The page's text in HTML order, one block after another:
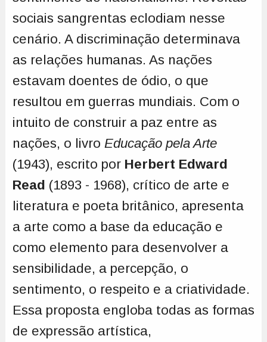
sociais sangrentas eclodiam nesse
cenário. A discriminação determinava
as relações humanas. As nações
estavam doentes de ódio, o que
resultou em guerras mundiais. Com o
intuito de construir a paz entre as
nações, o livro Educação pela Arte
(1943), escrito por Herbert Edward
Read (1893 - 1968), crítico de arte e
literatura e poeta britânico, apresenta
a arte como a base da educação e
como elemento para desenvolver a
sensibilidade, a percepção, o
sentimento, o respeito e a criatividade.
Essa proposta engloba todas as formas
de expressão artística,